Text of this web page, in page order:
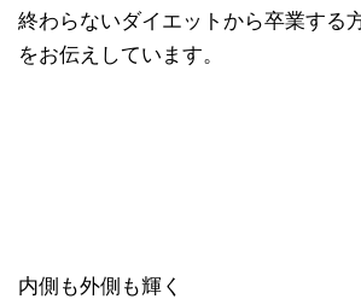
終わらないダイエットから卒業する
をお伝えしています。
内側も外側も輝く